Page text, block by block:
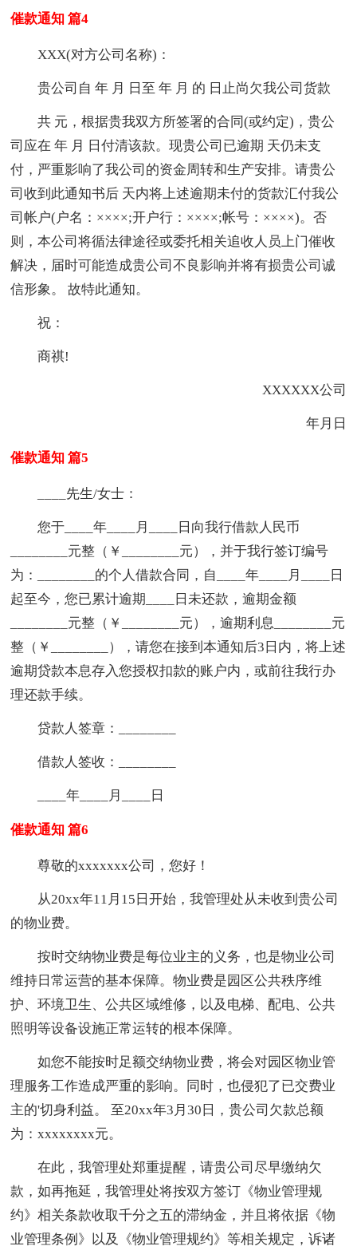
催款通知 篇4
XXX(对方公司名称)：
贵公司自 年 月 日至 年 月 的 日止尚欠我公司货款
共 元，根据贵我双方所签署的合同(或约定)，贵公
司应在 年 月 日付清该款。现贵公司已逾期 天仍未支
付，严重影响了我公司的资金周转和生产安排。请贵公
司收到此通知书后 天内将上述逾期未付的货款汇付我公
司帐户(户名：××××;开户行：××××;帐号：××××)。否
则，本公司将循法律途径或委托相关追收人员上门催收
解决，届时可能造成贵公司不良影响并将有损贵公司诚
信形象。 故特此通知。
祝：
商祺!
XXXXXX公司
年月日
催款通知 篇5
____先生/女士：
您于____年____月____日向我行借款人民币
________元整（￥________元），并于我行签订编号
为：________的个人借款合同，自____年____月____日
起至今，您已累计逾期____日未还款，逾期金额
________元整（￥________元），逾期利息________元
整（￥________），请您在接到本通知后3日内，将上述
逾期贷款本息存入您授权扣款的账户内，或前往我行办
理还款手续。
贷款人签章：________
借款人签收：________
____年____月____日
催款通知 篇6
尊敬的xxxxxxx公司，您好！
从20xx年11月15日开始，我管理处从未收到贵公司
的物业费。
按时交纳物业费是每位业主的义务，也是物业公司
维持日常运营的基本保障。物业费是园区公共秩序维
护、环境卫生、公共区域维修，以及电梯、配电、公共
照明等设备设施正常运转的根本保障。
如您不能按时足额交纳物业费，将会对园区物业管
理服务工作造成严重的影响。同时，也侵犯了已交费业
主的'切身利益。 至20xx年3月30日，贵公司欠款总额
为：xxxxxxxx元。
在此，我管理处郑重提醒，请贵公司尽早缴纳欠
款，如再拖延，我管理处将按双方签订《物业管理规
约》相关条款收取千分之五的滞纳金，并且将依据《物
业管理条例》以及《物业管理规约》等相关规定，诉诸